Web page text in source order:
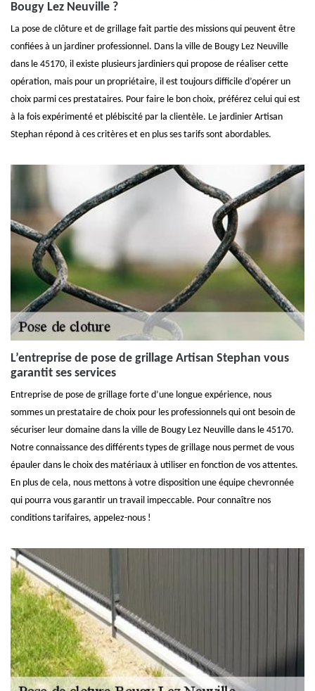
Bougy Lez Neuville ?
La pose de clôture et de grillage fait partie des missions qui peuvent être
confiées à un jardiner professionnel. Dans la ville de Bougy Lez Neuville
dans le 45170, il existe plusieurs jardiniers qui propose de réaliser cette
opération, mais pour un propriétaire, il est toujours difficile d’opérer un
choix parmi ces prestataires. Pour faire le bon choix, préférez celui qui est
à la fois expérimenté et plébiscité par la clientèle. Le jardinier Artisan
Stephan répond à ces critères et en plus ses tarifs sont abordables.
L’entreprise de pose de grillage Artisan Stephan vous
garantit ses services
Entreprise de pose de grillage forte d’une longue expérience, nous
sommes un prestataire de choix pour les professionnels qui ont besoin de
sécuriser leur domaine dans la ville de Bougy Lez Neuville dans le 45170.
Notre connaissance des différents types de grillage nous permet de vous
épauler dans le choix des matériaux à utiliser en fonction de vos attentes.
En plus de cela, nous mettons à votre disposition une équipe chevronnée
qui pourra vous garantir un travail impeccable. Pour connaître nos
conditions tarifaires, appelez-nous !